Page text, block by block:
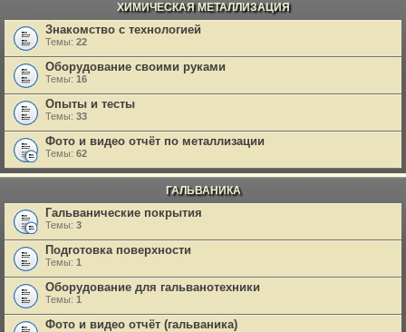
ХИМИЧЕСКАЯ МЕТАЛЛИЗАЦИЯ
Знакомство с технологией
Темы: 22
Оборудование своими руками
Темы: 16
Опыты и тесты
Темы: 33
Фото и видео отчёт по металлизации
Темы: 62
ГАЛЬВАНИКА
Гальванические покрытия
Темы: 3
Подготовка поверхности
Темы: 1
Оборудование для гальванотехники
Темы: 1
Фото и видео отчёт (гальваника)